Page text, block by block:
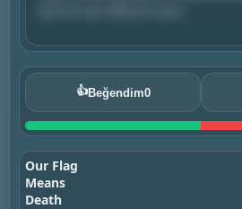
👍Beğendim0
Our Flag
Means
Death